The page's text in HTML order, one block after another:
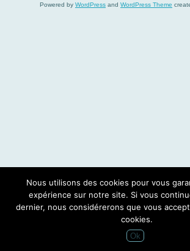
Powered by WordPress and WordPress Theme
Nous utilisons des cookies pour vous
expérience sur notre site. Si vous
dernier, nous considérerons que vous
cookies.
Ok